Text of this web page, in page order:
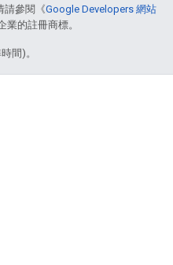
請參閱《Google Developers 網站
業的註冊商標。
間)。